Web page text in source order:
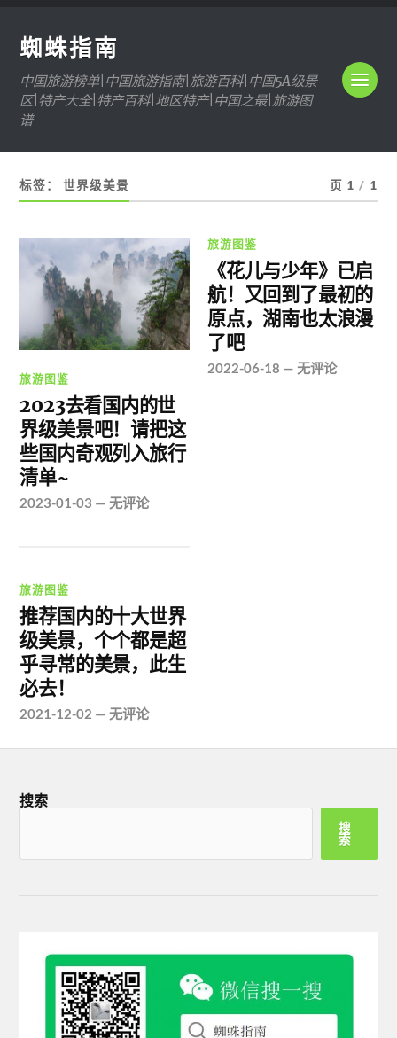
蜘蛛指南
中国旅游榜单|中国旅游指南|旅游百科|中国5A级景
区|特产大全|特产百科|地区特产|中国之最|旅游图
谱
标签：世界级美景 页 1 / 1
旅游图鉴
2023去看国内的世
界级美景吧！请把这
些国内奇观列入旅行
清单~
2023-01-03 —无评论
旅游图鉴
《花儿与少年》已启
航！又回到了最初的
原点，湖南也太浪漫
了吧
2022-06-18 —无评论
旅游图鉴
推荐国内的十大世界
级美景，个个都是超
乎寻常的美景，此生
必去！
2021-12-02 —无评论
搜索
搜
索